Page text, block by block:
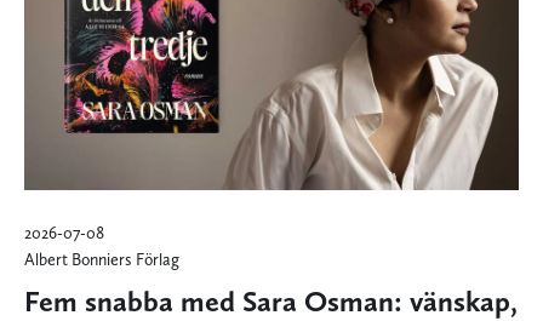
2026-07-08
Albert Bonniers Förlag
Fem snabba med Sara Osman: vänskap,